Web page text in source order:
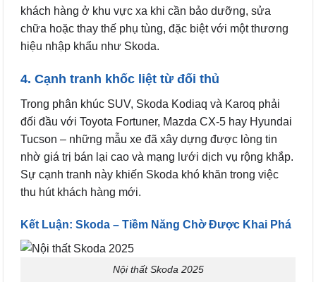
khách hàng ở khu vực xa khi cần bảo dưỡng, sửa
chữa hoặc thay thế phụ tùng, đặc biệt với một thương
hiệu nhập khẩu như Skoda.
4. Cạnh tranh khốc liệt từ đối thủ
Trong phân khúc SUV, Skoda Kodiaq và Karoq phải
đối đầu với Toyota Fortuner, Mazda CX-5 hay Hyundai
Tucson – những mẫu xe đã xây dựng được lòng tin
nhờ giá trị bán lại cao và mạng lưới dịch vụ rộng khắp.
Sự cạnh tranh này khiến Skoda khó khăn trong việc
thu hút khách hàng mới.
Kết Luận: Skoda – Tiềm Năng Chờ Được Khai Phá
Nội thất Skoda 2025